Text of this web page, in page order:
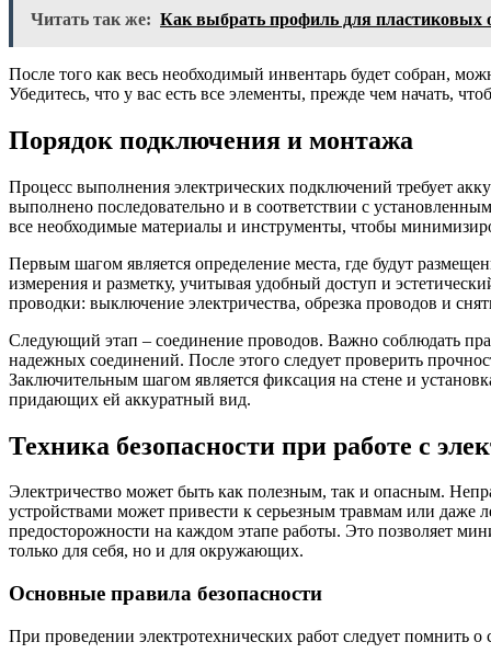
Читать так же: Как выбрать профиль для пластиковых
После того как весь необходимый инвентарь будет собран,
Убедитесь, что у вас есть все элементы, прежде чем начать,
Порядок подключения и монтажа
Процесс выполнения электрических подключений требует
выполнено последовательно и в соответствии с
все необходимые материалы и инструменты, чтобы
Первым шагом является определение места, где будут
измерения и разметку, учитывая удобный доступ и
проводки: выключение электричества, обрезка проводов и
Следующий этап – соединение проводов. Важно соблюдать
надежных соединений. После этого следует проверить
Заключительным шагом является фиксация на стене и
придающих ей аккуратный вид.
Техника безопасности при работе с
Электричество может быть как полезным, так и опасным.
устройствами может привести к серьезным травмам или даже
предосторожности на каждом этапе работы. Это позволяет
только для себя, но и для окружающих.
Основные правила безопасности
При проведении электротехнических работ следует помнить